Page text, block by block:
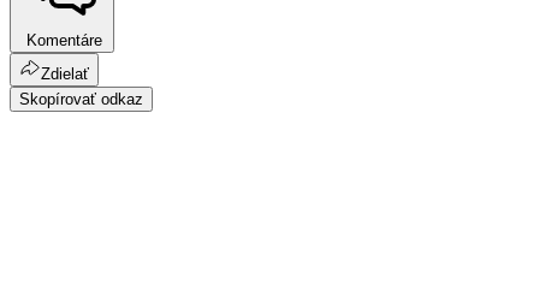
Komentáre
Zdielať
Skopírovať odkaz